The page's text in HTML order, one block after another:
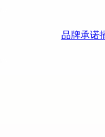
品牌承诺